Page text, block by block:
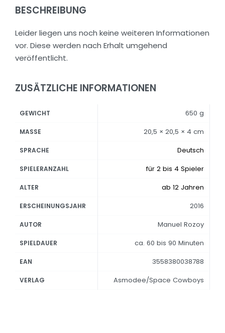
BESCHREIBUNG
Leider liegen uns noch keine weiteren Informationen
vor. Diese werden nach Erhalt umgehend
veröffentlicht.
ZUSÄTZLICHE INFORMATIONEN
GEWICHT 650 g
MASSE 20,5 × 20,5 × 4 cm
SPRACHE Deutsch
SPIELERANZAHL für 2 bis 4 Spieler
ALTER ab 12 Jahren
ERSCHEINUNGSJAHR 2016
AUTOR Manuel Rozoy
SPIELDAUER ca. 60 bis 90 Minuten
EAN 3558380038788
VERLAG Asmodee/Space Cowboys